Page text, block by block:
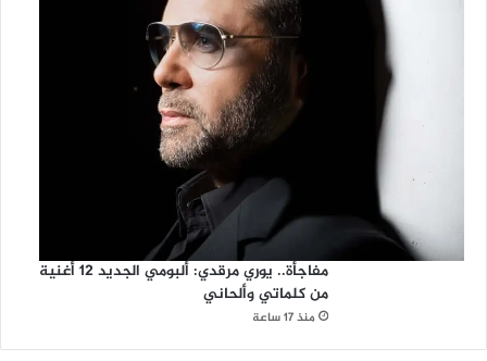
مفاجأة.. يوري مرقدي: ألبومي الجديد 12 أغنية
من كلماتي وألحاني
منذ 17 ساعة